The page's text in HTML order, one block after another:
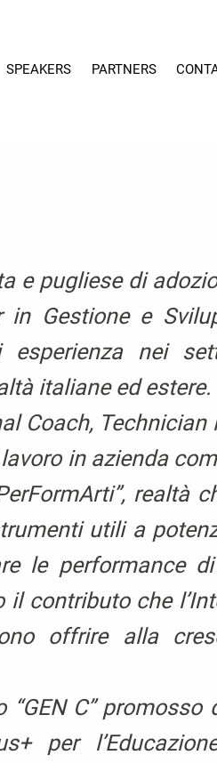
SPEAKERS PARTNERS
e pugliese di
Gestione e
nei
italiane ed estere.
Coach, Technician
in azienda
realtà
utili a
le performance
contributo che
offrire alla
C” promosso
per